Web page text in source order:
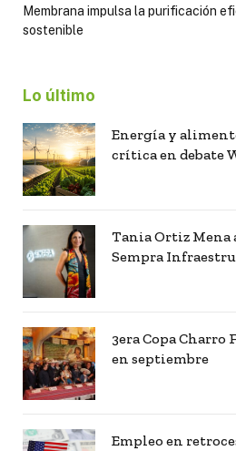
Membrana impulsa la purificación
sostenible
Lo último
Energía y
crítica en debate
Tania Ortiz Mena
Sempra
3era Copa Charro
en septiembre
Empleo en